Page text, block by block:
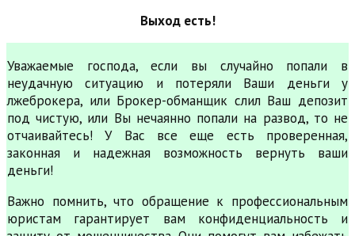
Выход есть!
Уважаемые господа, если вы случайно попали в
неудачную ситуацию и потеряли Ваши деньги у
лжеброкера, или Брокер-обманщик слил Ваш депозит
под чистую, или Вы нечаянно попали на развод, то не
отчаивайтесь! У Вас все еще есть проверенная,
законная и надежная возможность вернуть ваши
деньги!
Важно помнить, что обращение к профессиональным
юристам гарантирует вам конфиденциальность и